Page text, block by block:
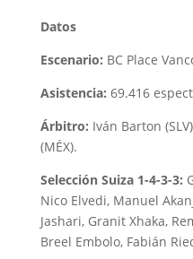
Datos
Escenario: BC Place
Asistencia: 69.416
Árbitro: Iván Barton
(MÉX).
Selección Suiza 1-4-3-3:
Nico Elvedi, Manuel
Jashari, Granit Xhaka,
Breel Embolo, Fabián